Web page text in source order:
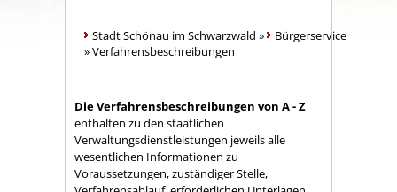
Stadt Schönau im Schwarzwald »
Bürgerservice
»Verfahrensbeschreibungen
Die Verfahrensbeschreibungen von A - Z
enthalten zu den staatlichen
Verwaltungsdienstleistungen jeweils alle
wesentlichen Informationen zu
Voraussetzungen, zuständiger Stelle,